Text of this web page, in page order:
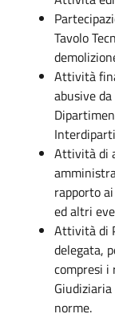
Tavolo
Attività
abusive
Attività di
rapporto
ed altri
Attività di
delegata,
compresi
norme.